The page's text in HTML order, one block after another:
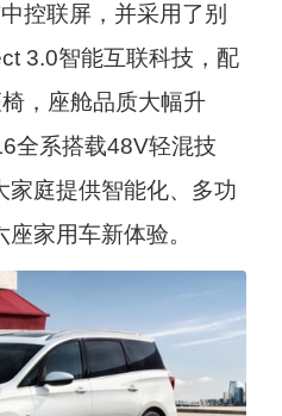
控联屏，并采用了别
3.0智能互联科技，配
，座舱品质大幅升
全系搭载48V轻混技
家庭提供智能化、多功
家用车新体验。